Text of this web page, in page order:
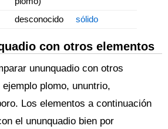
desconocido sólido
con otros elementos
ununquadio con otros
plomo, ununtrio,
Los elementos a continuación
el ununquadio bien por